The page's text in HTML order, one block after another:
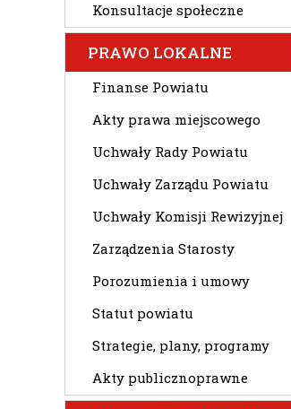
Konsultacje społeczne
PRAWO LOKALNE
Finanse Powiatu
Akty prawa miejscowego
Uchwały Rady Powiatu
Uchwały Zarządu Powiatu
Uchwały Komisji Rewizyjnej
Zarządzenia Starosty
Porozumienia i umowy
Statut powiatu
Strategie, plany, programy
Akty publicznoprawne